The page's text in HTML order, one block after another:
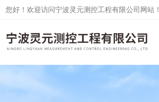
您好！欢迎访问宁波灵元测控工程有限公司网站！